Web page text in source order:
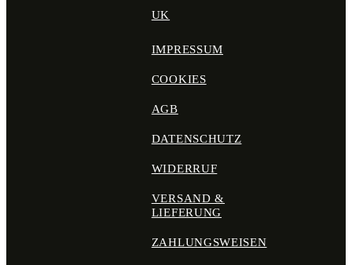
UK
IMPRESSUM
COOKIES
AGB
DATENSCHUTZ
WIDERRUF
VERSAND &
LIEFERUNG
ZAHLUNGSWEISEN